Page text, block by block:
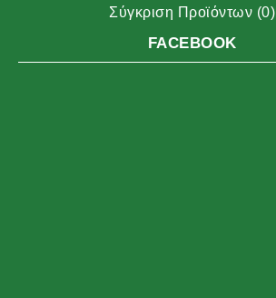
Σύγκριση Προϊόντων (0)
FACEBOOK